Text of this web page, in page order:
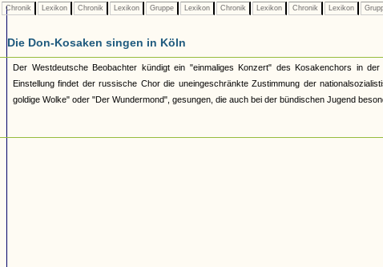
Chronik Lexikon Chronik Lexikon Gruppe Lexikon Chronik Lexikon Chronik Lexikon
Die Don-Kosaken singen in Köln
Der Westdeutsche Beobachter kündigt ein "einmaliges Konzert" des Kosakenchors in
Einstellung findet der russische Chor die uneingeschränkte Zustimmung der
goldige Wolke" oder "Der Wundermond", gesungen, die auch bei der bündischen Jugend